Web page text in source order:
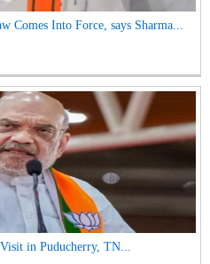
Comes Into Force, says Sharma...
in Puducherry, TN...